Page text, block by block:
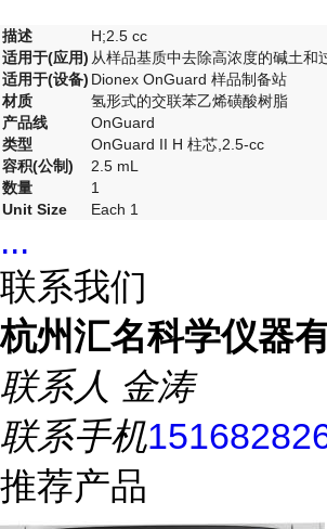
描述
H;2.5 cc
适用于(应用) 从样品基质中去除高浓度的碱土和
适用于(设备) Dionex OnGuard 样品制备站
材质
氢形式的交联苯乙烯磺酸树脂
产品线
OnGuard
类型
OnGuard II H 柱芯,2.5-cc
容积(公制)
2.5 mL
数量
1
Unit Size
Each 1
...
联系我们
杭州汇名科学仪器
联系人 金涛
联系手机
推荐产品